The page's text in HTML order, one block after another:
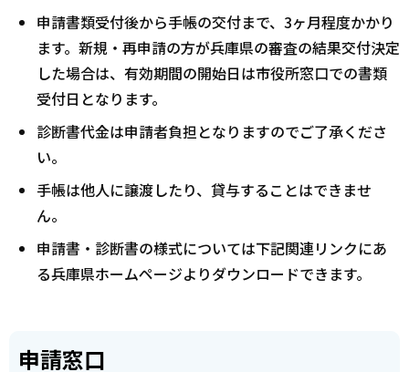
申請書類受付後から手帳の交付まで、3ヶ月程度かかり
ます。新規・再申請の方が兵庫県の審査の結果交付決定
した場合は、有効期間の開始日は市役所窓口での書類
受付日となります。
診断書代金は申請者負担となりますのでご了承くださ
い。
手帳は他人に譲渡したり、貸与することはできませ
ん。
申請書・診断書の様式については下記関連リンクにあ
る兵庫県ホームページよりダウンロードできます。
申請窓口